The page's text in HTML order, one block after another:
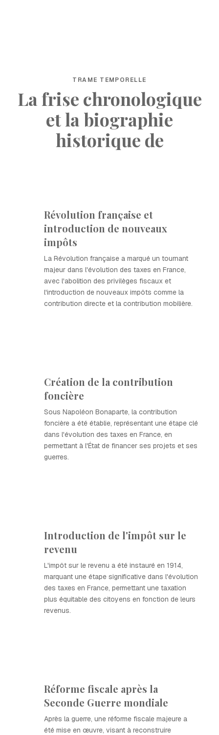
TRAME TEMPORELLE
La frise chronologique
et la biographie
historique de
Révolution française et
introduction de nouveaux
impôts
La Révolution française a marqué un tournant
majeur dans l'évolution des taxes en France,
avec l'abolition des privilèges fiscaux et
l'introduction de nouveaux impôts comme la
contribution directe et la contribution mobilière.
Création de la contribution
foncière
Sous Napoléon Bonaparte, la contribution
foncière a été établie, représentant une étape clé
dans l'évolution des taxes en France, en
permettant à l'État de financer ses projets et ses
guerres.
Introduction de l'impôt sur le
revenu
L'impôt sur le revenu a été instauré en 1914,
marquant une étape significative dans l'évolution
des taxes en France, permettant une taxation
plus équitable des citoyens en fonction de leurs
revenus.
Réforme fiscale après la
Seconde Guerre mondiale
Après la guerre, une réforme fiscale majeure a
été mise en œuvre, visant à reconstruire